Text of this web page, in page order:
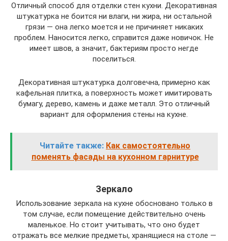
Отличный способ для отделки стен кухни. Декоративная
штукатурка не боится ни влаги, ни жира, ни остальной
грязи — она легко моется и не причиняет никаких
проблем. Наносится легко, справится даже новичок. Не
имеет швов, а значит, бактериям просто негде
поселиться.
Декоративная штукатурка долговечна, примерно как
кафельная плитка, а поверхность может имитировать
бумагу, дерево, камень и даже металл. Это отличный
вариант для оформления стены на кухне.
Читайте также: Как самостоятельно
поменять фасады на кухонном гарнитуре
Зеркало
Использование зеркала на кухне обосновано только в
том случае, если помещение действительно очень
маленькое. Но стоит учитывать, что оно будет
отражать все мелкие предметы, хранящиеся на столе —